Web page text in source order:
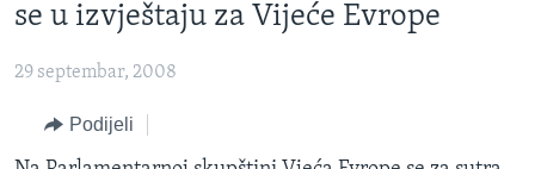
na
glavnu
navigaciju
FOTOGRAFIJE DANA
VIJESTI
SJEDINJENE AMERIČKE DRŽAVE
NAUKA I TEHNOLOGIJA
se u izvještaju za Vijeće Evrope
29 septembar, 2008
Podijeli